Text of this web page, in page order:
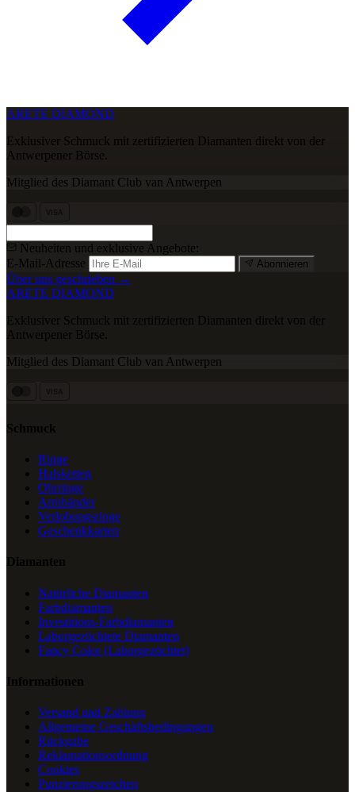
ARETE DIAMOND
Exklusiver Schmuck mit zertifizierten Diamanten direkt von der
Antwerpener Börse.
Mitglied des Diamant Club van Antwerpen
Neuheiten und exklusive Angebote:
E-Mail-Adresse
Abonnieren
Über uns geschrieben →
ARETE DIAMOND
Exklusiver Schmuck mit zertifizierten Diamanten direkt von der
Antwerpener Börse.
Mitglied des Diamant Club van Antwerpen
Schmuck
Ringe
Halsketten
Ohrringe
Armbänder
Verlobungsringe
Geschenkkarten
Diamanten
Natürliche Diamanten
Farbdiamanten
Investitions-Farbdiamanten
Laborgezüchtete Diamanten
Fancy Color (Laborgezüchtet)
Informationen
Versand und Zahlung
Allgemeine Geschäftsbedingungen
Rückgabe
Reklamationsordnung
Cookies
Punzierungszeichen